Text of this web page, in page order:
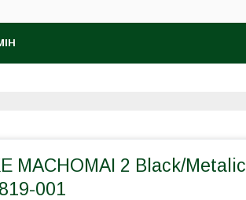
MACHOMAI 2 Black/Metalic
001